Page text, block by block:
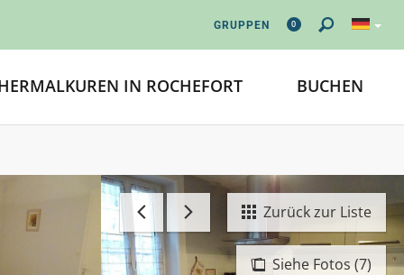
GRUPPEN 0
IN ROCHEFORT BUCHEN
Siehe Fotos (7)
Zurück zur Liste